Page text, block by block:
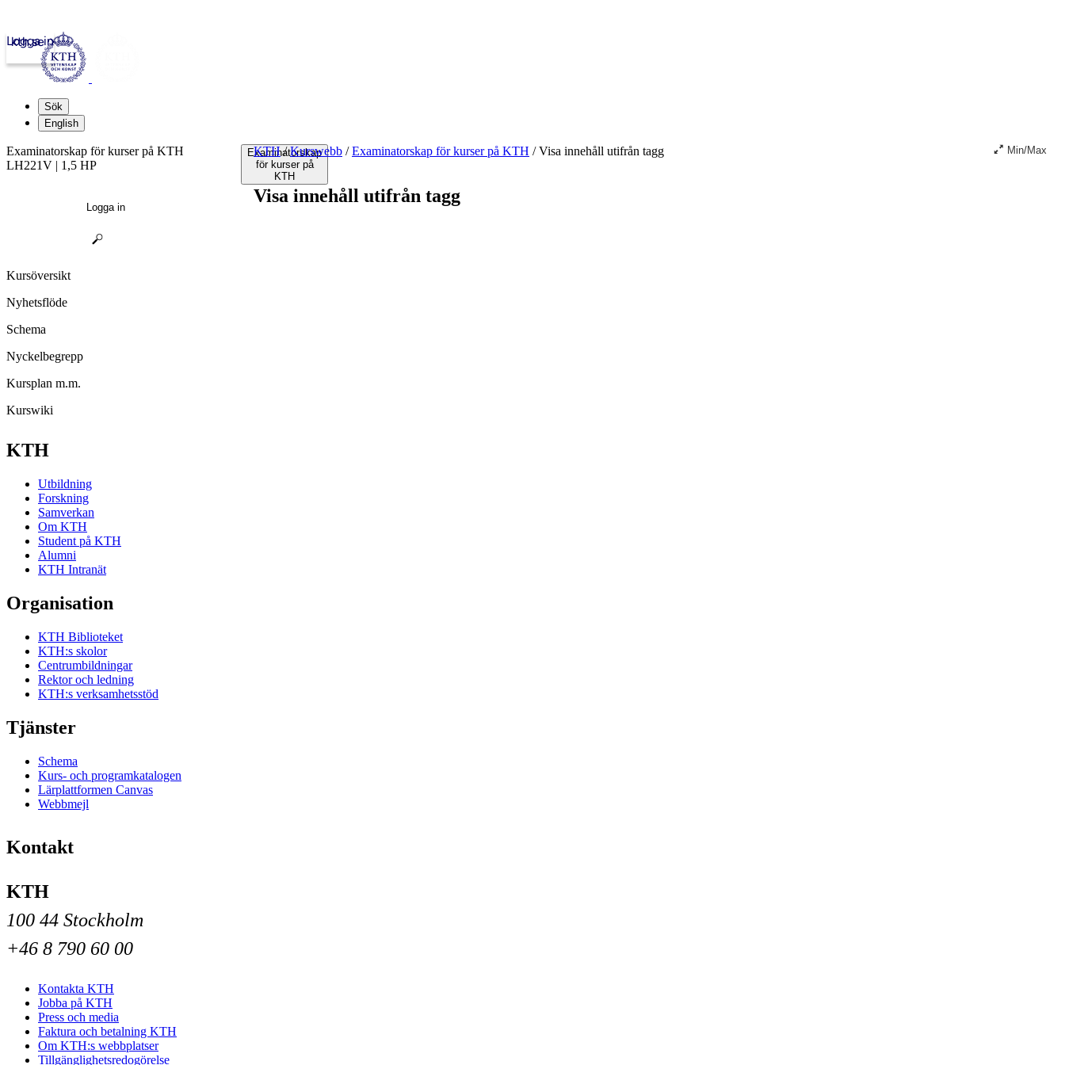
kth.se
Logga in
Sök
English
Examinatorskap
för kurser på
KTH
KTH / Kurswebb / Examinatorskap för kurser på KTH /Visa innehåll utifrån tagg Min/Max
Visa innehåll utifrån tagg
Examinatorskap för kurser på KTH
LH221V | 1,5 HP
Logga in
Kursöversikt
Nyhetsflöde
Schema
Nyckelbegrepp
Kursplan m.m.
Kurswiki
KTH
Utbildning
Forskning
Samverkan
Om KTH
Student på KTH
Alumni
KTH Intranät
Organisation
KTH Biblioteket
KTH:s skolor
Centrumbildningar
Rektor och ledning
KTH:s verksamhetsstöd
Tjänster
Schema
Kurs- och programkatalogen
Lärplattformen Canvas
Webbmejl
Kontakt
KTH
100 44 Stockholm
+46 8 790 60 00
Kontakta KTH
Jobba på KTH
Press och media
Faktura och betalning KTH
Om KTH:s webbplatser
Tillgänglighetsredogörelse